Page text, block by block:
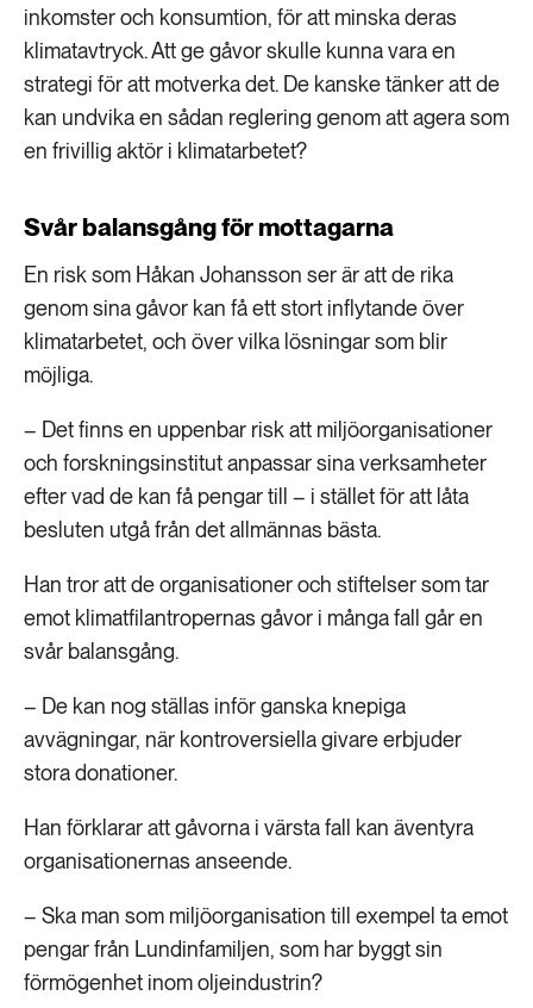
inkomster och konsumtion, för att minska deras
klimatavtryck. Att ge gåvor skulle kunna vara en
strategi för att motverka det. De kanske tänker att de
kan undvika en sådan reglering genom att agera som
en frivillig aktör i klimatarbetet?
Svår balansgång för mottagarna
En risk som Håkan Johansson ser är att de rika
genom sina gåvor kan få ett stort inflytande över
klimatarbetet, och över vilka lösningar som blir
möjliga.
– Det finns en uppenbar risk att miljöorganisationer
och forskningsinstitut anpassar sina verksamheter
efter vad de kan få pengar till – i stället för att låta
besluten utgå från det allmännas bästa.
Han tror att de organisationer och stiftelser som tar
emot klimatfilantropernas gåvor i många fall går en
svår balansgång.
– De kan nog ställas inför ganska knepiga
avvägningar, när kontroversiella givare erbjuder
stora donationer.
Han förklarar att gåvorna i värsta fall kan äventyra
organisationernas anseende.
– Ska man som miljöorganisation till exempel ta emot
pengar från Lundinfamiljen, som har byggt sin
förmögenhet inom oljeindustrin?